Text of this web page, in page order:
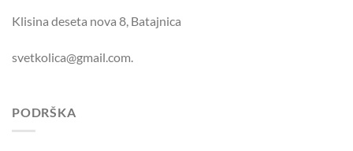
Klisina deseta nova 8, Batajnica
svetkolica@gmail.com.
PODRŠKA